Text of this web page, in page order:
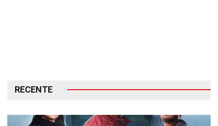
RECENTE